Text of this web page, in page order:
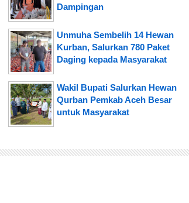
Dampingan
Unmuha Sembelih 14 Hewan
Kurban, Salurkan 780 Paket
Daging kepada Masyarakat
Wakil Bupati Salurkan Hewan
Qurban Pemkab Aceh Besar
untuk Masyarakat